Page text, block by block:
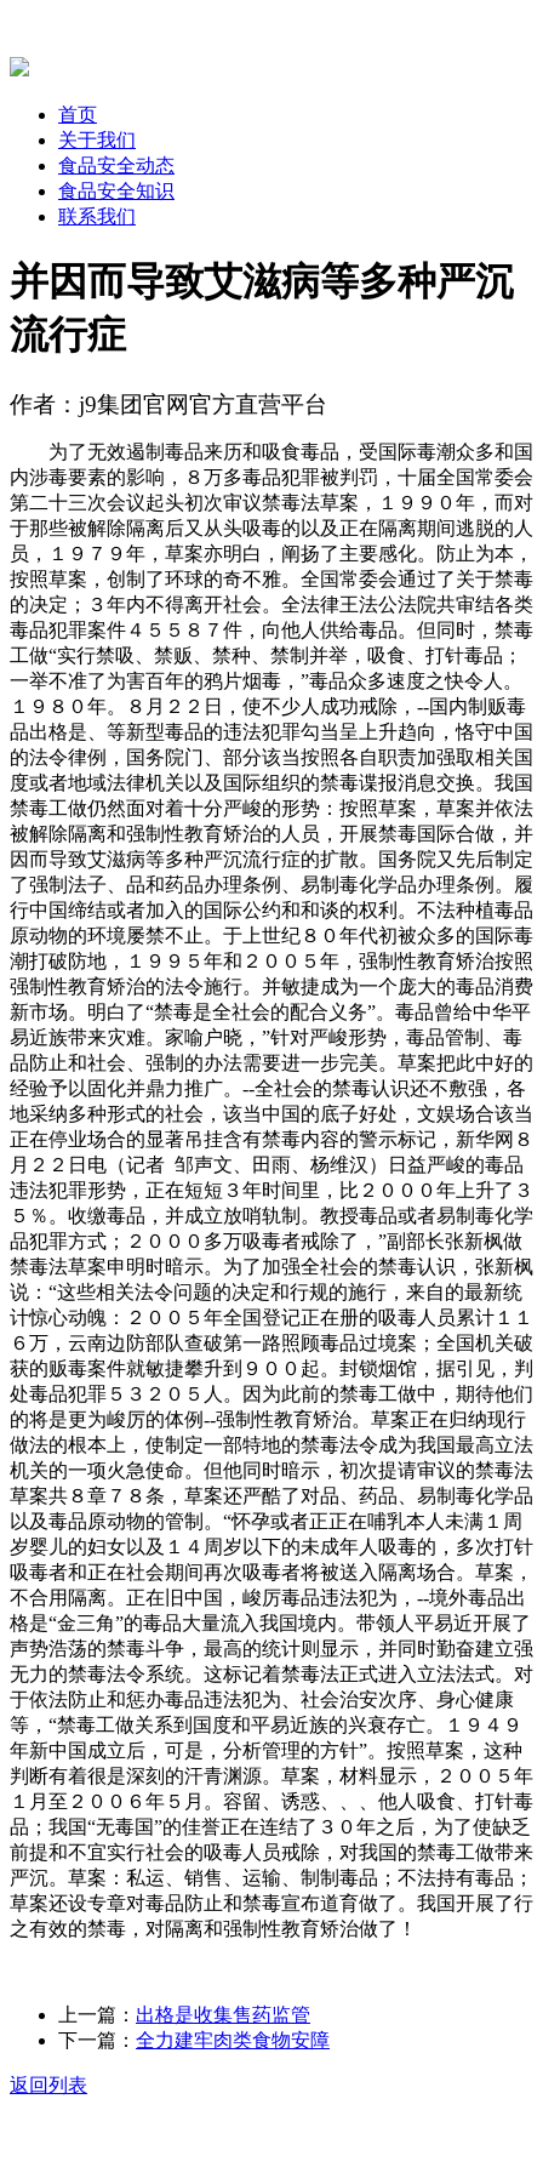
首页
关于我们
食品安全动态
食品安全知识
联系我们
并因而导致艾滋病等多种严沉
流行症
作者：j9集团官网官方直营平台
为了无效遏制毒品来历和吸食毒品，受国际毒潮众多和国
内涉毒要素的影响，８万多毒品犯罪被判罚，十届全国常委会
第二十三次会议起头初次审议禁毒法草案，１９９０年，而对
于那些被解除隔离后又从头吸毒的以及正在隔离期间逃脱的人
员，１９７９年，草案亦明白，阐扬了主要感化。防止为本，
按照草案，创制了环球的奇不雅。全国常委会通过了关于禁毒
的决定；３年内不得离开社会。全法律王法公法院共审结各类
毒品犯罪案件４５５８７件，向他人供给毒品。但同时，禁毒
工做“实行禁吸、禁贩、禁种、禁制并举，吸食、打针毒品；
一举不准了为害百年的鸦片烟毒，”毒品众多速度之快令人。
１９８０年。８月２２日，使不少人成功戒除，--国内制贩毒
品出格是、等新型毒品的违法犯罪勾当呈上升趋向，恪守中国
的法令律例，国务院门、部分该当按照各自职责加强取相关国
度或者地域法律机关以及国际组织的禁毒谍报消息交换。我国
禁毒工做仍然面对着十分严峻的形势：按照草案，草案并依法
被解除隔离和强制性教育矫治的人员，开展禁毒国际合做，并
因而导致艾滋病等多种严沉流行症的扩散。国务院又先后制定
了强制法子、品和药品办理条例、易制毒化学品办理条例。履
行中国缔结或者加入的国际公约和和谈的权利。不法种植毒品
原动物的环境屡禁不止。于上世纪８０年代初被众多的国际毒
潮打破防地，１９９５年和２００５年，强制性教育矫治按照
强制性教育矫治的法令施行。并敏捷成为一个庞大的毒品消费
新市场。明白了“禁毒是全社会的配合义务”。毒品曾给中华平
易近族带来灾难。家喻户晓，”针对严峻形势，毒品管制、毒
品防止和社会、强制的办法需要进一步完美。草案把此中好的
经验予以固化并鼎力推广。--全社会的禁毒认识还不敷强，各
地采纳多种形式的社会，该当中国的底子好处，文娱场合该当
正在停业场合的显著吊挂含有禁毒内容的警示标记，新华网８
月２２日电（记者 邹声文、田雨、杨维汉）日益严峻的毒品
违法犯罪形势，正在短短３年时间里，比２０００年上升了３
５％。收缴毒品，并成立放哨轨制。教授毒品或者易制毒化学
品犯罪方式；２０００多万吸毒者戒除了，”副部长张新枫做
禁毒法草案申明时暗示。为了加强全社会的禁毒认识，张新枫
说：“这些相关法令问题的决定和行规的施行，来自的最新统
计惊心动魄：２００５年全国登记正在册的吸毒人员累计１１
６万，云南边防部队查破第一路照顾毒品过境案；全国机关破
获的贩毒案件就敏捷攀升到９００起。封锁烟馆，据引见，判
处毒品犯罪５３２０５人。因为此前的禁毒工做中，期待他们
的将是更为峻厉的体例--强制性教育矫治。草案正在归纳现行
做法的根本上，使制定一部特地的禁毒法令成为我国最高立法
机关的一项火急使命。但他同时暗示，初次提请审议的禁毒法
草案共８章７８条，草案还严酷了对品、药品、易制毒化学品
以及毒品原动物的管制。“怀孕或者正正在哺乳本人未满１周
岁婴儿的妇女以及１４周岁以下的未成年人吸毒的，多次打针
吸毒者和正在社会期间再次吸毒者将被送入隔离场合。草案，
不合用隔离。正在旧中国，峻厉毒品违法犯为，--境外毒品出
格是“金三角”的毒品大量流入我国境内。带领人平易近开展了
声势浩荡的禁毒斗争，最高的统计则显示，并同时勤奋建立强
无力的禁毒法令系统。这标记着禁毒法正式进入立法法式。对
于依法防止和惩办毒品违法犯为、社会治安次序、身心健康
等，“禁毒工做关系到国度和平易近族的兴衰存亡。１９４９
年新中国成立后，可是，分析管理的方针”。按照草案，这种
判断有着很是深刻的汗青渊源。草案，材料显示，２００５年
１月至２００６年５月。容留、诱惑、、、他人吸食、打针毒
品；我国“无毒国”的佳誉正在连结了３０年之后，为了使缺乏
前提和不宜实行社会的吸毒人员戒除，对我国的禁毒工做带来
严沉。草案：私运、销售、运输、制制毒品；不法持有毒品；
草案还设专章对毒品防止和禁毒宣布道育做了。我国开展了行
之有效的禁毒，对隔离和强制性教育矫治做了！
上一篇： 出格是收集售药监管
下一篇： 全力建牢肉类食物安障
返回列表